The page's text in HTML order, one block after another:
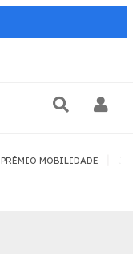
PRÊMIO MOBILIDADE